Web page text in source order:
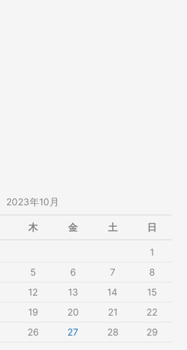
2023年10月
木 金 土 日
1
5 6 7
8
12 13 14
15
19 20 21
22
26 27 28
29